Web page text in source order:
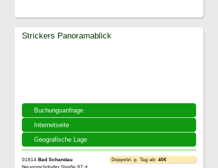
Buchungsanfrage
Internetseite
Geografische Lage
Strickers Panoramablick
01814 Bad Schandau
Neuporschdorfer Straße 67 d
Doppelzi. p. Tag ab: 40€